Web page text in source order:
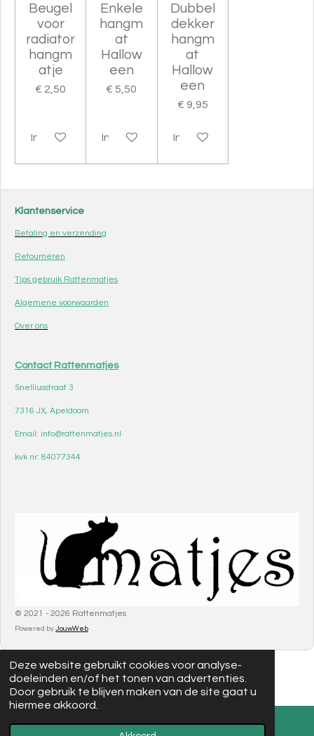
Deze website gebruikt cookies voor analyse-
doeleinden en/of het tonen van advertenties.
Door gebruik te blijven maken van de site gaat u
hiermee akkoord.
Beugel
voor
radiator
hangm
atje
€ 2,50
In winkelwagen
Enkele
hangm
at
Hallow
een
€ 5,50
In winkelwagen
Dubbel
dekker
hangm
at
Hallow
een
€ 9,95
In winkelwagen
Klantenservice
Betaling en verzending
Retourneren
Tips gebruik Rattenmatjes
Algemene voorwaarden
Over ons
Contact Rattenmatjes
Snelliusstraat 3
7316 JX, Apeldoorn
Email: info@rattenmatjes.nl
kvk nr: 84077344
© 2021 - 2026 Rattenmatjes
Powered by JouwWeb